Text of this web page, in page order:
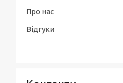
Про нас
Відгуки